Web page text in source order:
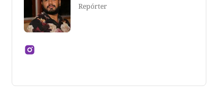
Repórter
Tocantins